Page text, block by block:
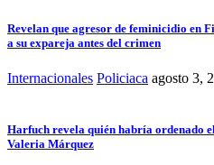
Revelan que agresor de feminicidio en
a su expareja antes del crimen
Internacionales Policiaca agosto 3,
Harfuch revela quién habría ordenado
Valeria Márquez